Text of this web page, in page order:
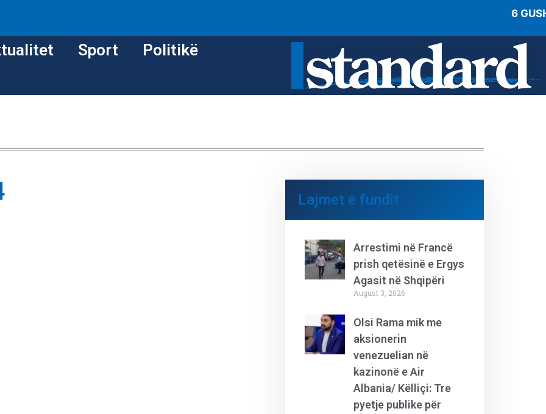
6
Sport Politikë
Lajmet e fundit
Arrestimi në Francë
prish qetësinë e Ergys
Agasit në Shqipëri
August 3, 2026
Olsi Rama mik me
aksionerin
venezuelian në
kazinonë e Air
Albania/ Këlliçi: Tre
pyetje publike për